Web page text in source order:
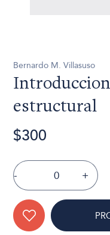
Bernardo M. Villasuso
estructural
$300
- +